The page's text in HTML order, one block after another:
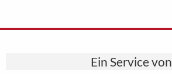
Ein Service von